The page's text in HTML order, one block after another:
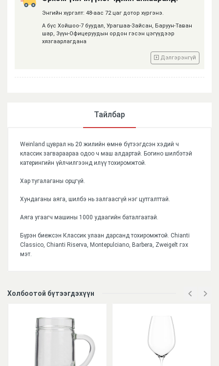
Энгийн хүргэлт: 48-аас 72 цаг дотор хүргэнэ.
А бүс Хойшоо-7 буудал, Урагшаа-Зайсан, Баруун-Таван
шар, Зүүн-Офицеруудын ордон гэсэн цэгүүдээр
хязгаарлагдана
Дэлгэрэнгүй
Тайлбар
Weinland цуврал нь 20 жилийн өмнө бүтээгдсэн хэдий ч
классик загвараараа одоо ч маш алдартай. Богино шилбэтэй
катерингийн үйлчилгээнд илүү тохиромжтой.
Хар тугалаганы орцгүй.
Хундаганы аяга, шилбэ нь залгаасгүй нэг цутгалттай.
Аяга угаагч машины 1000 удаагийн баталгаатай.
Бүрэн биежсэн Классик улаан дарсанд тохиромжтой. Chianti
Classico, Chianti Riserva, Montepulciano, Barbera, Zweigelt гэх
мэт.
Холбоотой бүтээгдэхүүн